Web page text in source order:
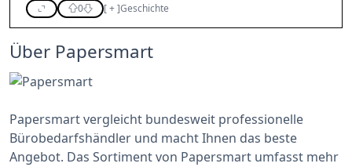
0 [+]Geschichte
Über Papersmart
Papersmart vergleicht bundesweit professionelle
Bürobedarfshändler und macht Ihnen das beste
Angebot. Das Sortiment von Papersmart umfasst mehr